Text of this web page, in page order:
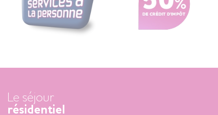
Le séjour
résidentiel